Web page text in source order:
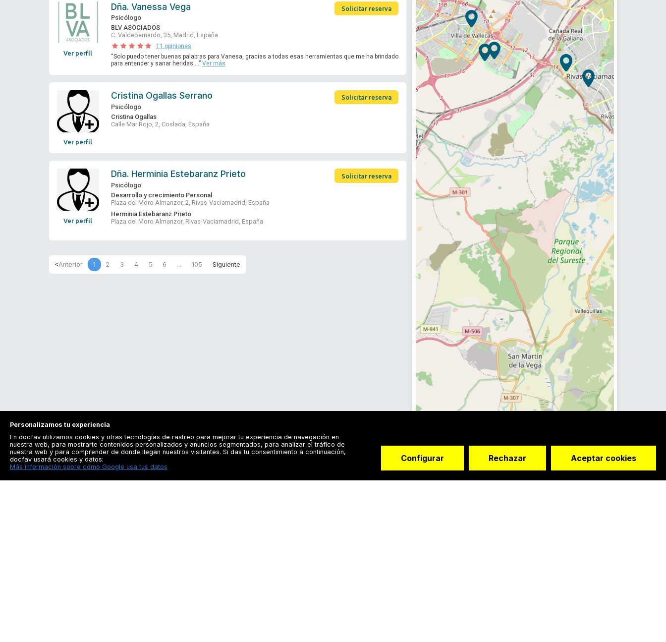
Ver perfil
Dña. Vanessa Vega Solicitar reserva
Psicólogo
BLV ASOCIADOS
C. Valdebernardo, 35, Madrid, España
11 opiniones
“Solo puedo tener buenas palabras para Vanesa, gracias a todas esas herramientas que me ha brindado
para entender y sanar heridas....” Ver más
Ver perfil
Cristina Ogallas Serrano Solicitar reserva
Psicólogo
Cristina Ogallas
Calle Mar Rojo, 2, Coslada, España
Ver perfil
Dña. Herminia Estebaranz Prieto Solicitar reserva
Psicólogo
Desarrollo y crecimiento Personal
Plaza del Moro Almanzor, 2, Rivas-Vaciamadrid, España
Herminia Estebaranz Prieto
Plaza del Moro Almanzor, Rivas-Vaciamadrid, España
1 2 3 4 5 6 ... 105
Personalizamos tu experiencia
En docfav utilizamos cookies y otras tecnologías de rastreo para mejorar tu experiencia de navegación en
nuestra web, para mostrarte contenidos personalizados y anuncios segmentados, para analizar el tráfico de
nuestra web y para comprender de donde llegan nuestros visitantes. Si das tu consentimiento a continuación,
docfav usará cookies y datos:
Más información sobre cómo Google usa tus datos
Configurar Rechazar Aceptar cookies